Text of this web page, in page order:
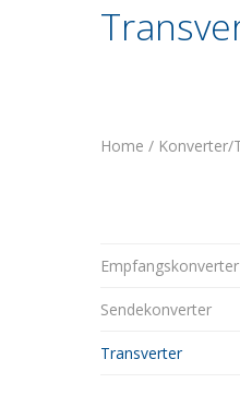
Home / Konverter/
Empfangskonverter
Sendekonverter
Transverter